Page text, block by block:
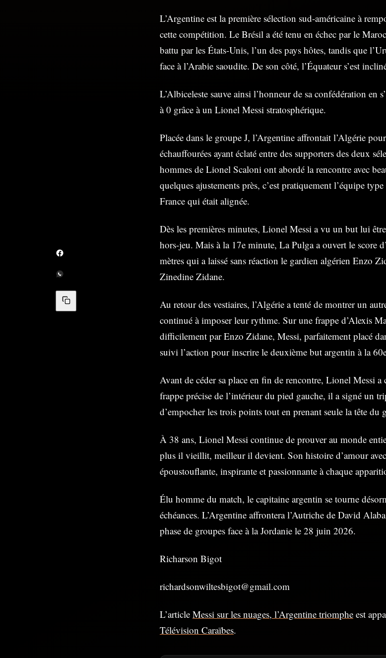
L’Argentine est la première sélection sud-américaine à
cette compétition. Le Brésil a été tenu en échec par le
battu par les États-Unis, l’un des pays hôtes, tandis que
face à l’Arabie saoudite. De son côté, l’Équateur s’est
L’Albiceleste sauve ainsi l’honneur de sa confédération en
à 0 grâce à un Lionel Messi stratosphérique.
Placée dans le groupe J, l’Argentine affrontait l’Algérie
échauffourées ayant éclaté entre des supporters des deux
hommes de Lionel Scaloni ont abordé la rencontre avec
quelques ajustements près, c’est pratiquement l’équipe
France qui était alignée.
Dès les premières minutes, Lionel Messi a vu un but lui
hors-jeu. Mais à la 17e minute, La Pulga a ouvert le score
mètres qui a laissé sans réaction le gardien algérien Enzo
Zinedine Zidane.
Au retour des vestiaires, l’Algérie a tenté de montrer un
continué à imposer leur rythme. Sur une frappe d’Alexis
difficilement par Enzo Zidane, Messi, parfaitement placé
suivi l’action pour inscrire le deuxième but argentin à la
Avant de céder sa place en fin de rencontre, Lionel Messi a
frappe précise de l’intérieur du pied gauche, il a signé un
d’empocher les trois points tout en prenant seule la tête du
À 38 ans, Lionel Messi continue de prouver au monde
plus il vieillit, meilleur il devient. Son histoire d’amour
époustouflante, inspirante et passionnante à chaque
Élu homme du match, le capitaine argentin se tourne
échéances. L’Argentine affrontera l’Autriche de David
phase de groupes face à la Jordanie le 28 juin 2026.
Richarson Bigot
richardsonwiltesbigot@gmail.com
L’article Messi sur les nuages, l’Argentine triomphe est
Télévision Caraïbes.